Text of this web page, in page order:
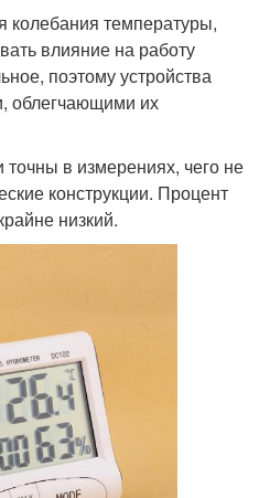
колебания температуры,
влияние на работу
поэтому устройства
облегчающими их
в измерениях, чего не
конструкции. Процент
низкий.